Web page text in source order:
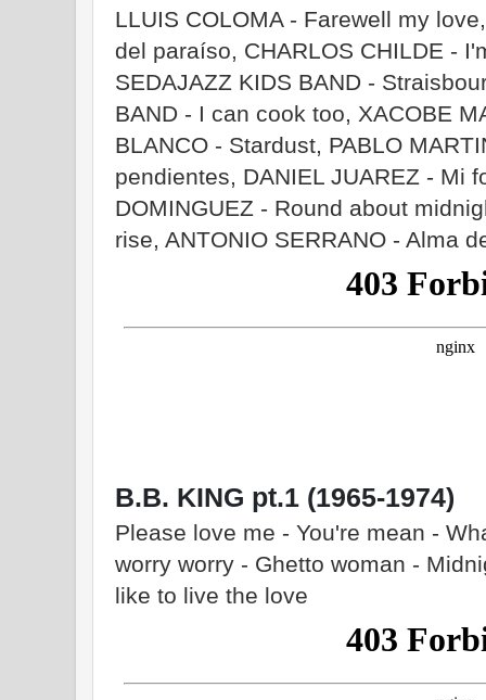
LLUIS COLOMA - Farewell my
del paraíso, CHARLOS CHILDE -
SEDAJAZZ KIDS BAND -
BAND - I can cook too, XACOBE
BLANCO - Stardust, PABLO
pendientes, DANIEL JUAREZ - Mi
DOMINGUEZ - Round about
rise, ANTONIO SERRANO - Alma
B.B. KING pt.1 (1965-1974)
Please love me - You're mean -
worry worry - Ghetto woman -
like to live the love